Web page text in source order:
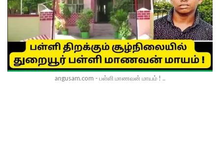
angusam.com - பள்ளி மாணவன் மாயம் ! ..